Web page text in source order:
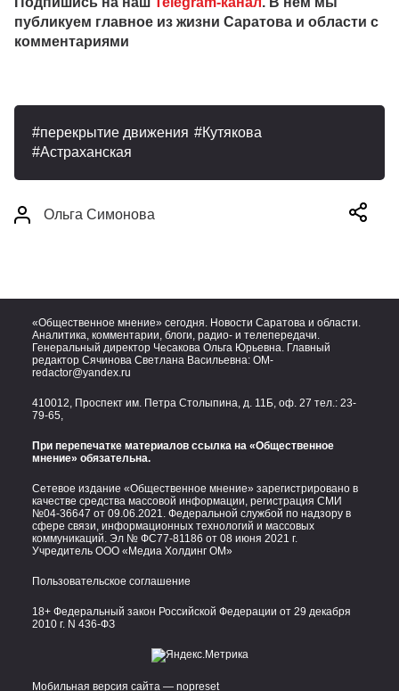
публикуем главное из жизни Саратова и области с
комментариями
перекрытие движения
Кутякова
Астраханская
Ольга Симонова
«Общественное мнение» сегодня. Новости Саратова и области.
Аналитика, комментарии, блоги, радио- и телепередачи.
Генеральный директор Чесакова Ольга Юрьевна. Главный
редактор Сячинова Светлана Васильевна: OM-
redactor@yandex.ru
410012, Проспект им. Петра Столыпина, д. 11Б, оф. 27 тел.: 23-
79-65,
При перепечатке материалов ссылка на «Общественное
мнение» обязательна.
Сетевое издание «Общественное мнение» зарегистрировано в
качестве средства массовой информации, регистрация СМИ
№04-36647 от 09.06.2021. Федеральной службой по надзору в
сфере связи, информационных технологий и массовых
коммуникаций. Эл № ФС77-81186 от 08 июня 2021 г.
Учредитель ООО «Медиа Холдинг ОМ»
Пользовательское соглашение
18+ Федеральный закон Российской Федерации от 29 декабря
2010 г. N 436-ФЗ
Мобильная версия сайта — nopreset